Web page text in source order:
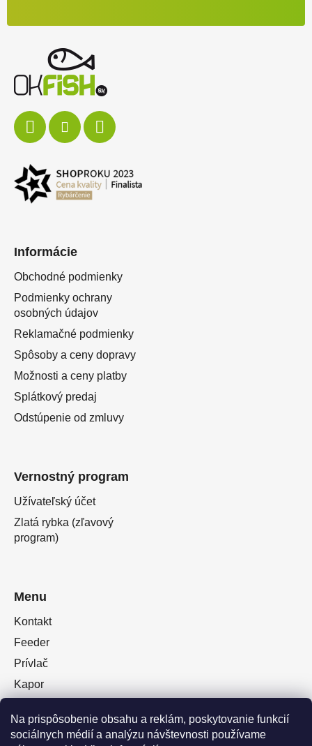
Na prispôsobenie obsahu a reklám, poskytovanie funkcií
sociálnych médií a analýzu návštevnosti používame
Informácie
Obchodné podmienky
Podmienky ochrany
osobných údajov
Reklamačné podmienky
Spôsoby a ceny dopravy
Možnosti a ceny platby
Splátkový predaj
Odstúpenie od zmluvy
Vernostný program
Užívateľský účet
Zlatá rybka (zľavový
program)
Menu
Kontakt
Feeder
Prívlač
Kapor
Plávaná